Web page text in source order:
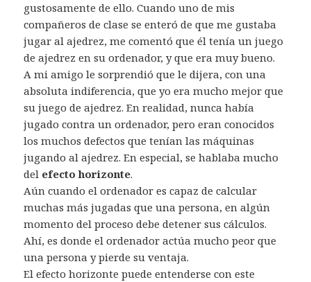
gustosamente de ello. Cuando uno de mis
compañeros de clase se enteró de que me gustaba
jugar al ajedrez, me comentó que él tenía un juego
de ajedrez en su ordenador, y que era muy bueno.
A mi amigo le sorprendió que le dijera, con una
absoluta indiferencia, que yo era mucho mejor que
su juego de ajedrez. En realidad, nunca había
jugado contra un ordenador, pero eran conocidos
los muchos defectos que tenían las máquinas
jugando al ajedrez. En especial, se hablaba mucho
del efecto horizonte.
Aún cuando el ordenador es capaz de calcular
muchas más jugadas que una persona, en algún
momento del proceso debe detener sus cálculos.
Ahí, es donde el ordenador actúa mucho peor que
una persona y pierde su ventaja.
El efecto horizonte puede entenderse con este